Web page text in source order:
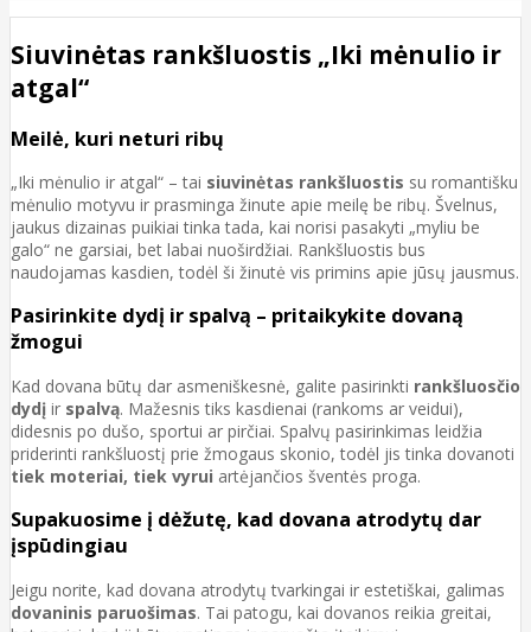
Siuvinėtas rankšluostis „Iki mėnulio ir
atgal“
Meilė, kuri neturi ribų
„Iki mėnulio ir atgal“ – tai siuvinėtas rankšluostis su romantišku
mėnulio motyvu ir prasminga žinute apie meilę be ribų. Švelnus,
jaukus dizainas puikiai tinka tada, kai norisi pasakyti „myliu be
galo“ ne garsiai, bet labai nuoširdžiai. Rankšluostis bus
naudojamas kasdien, todėl ši žinutė vis primins apie jūsų jausmus.
Pasirinkite dydį ir spalvą – pritaikykite dovaną
žmogui
Kad dovana būtų dar asmeniškesnė, galite pasirinkti rankšluosčio
dydį ir spalvą. Mažesnis tiks kasdienai (rankoms ar veidui),
didesnis po dušo, sportui ar pirčiai. Spalvų pasirinkimas leidžia
priderinti rankšluostį prie žmogaus skonio, todėl jis tinka dovanoti
tiek moteriai, tiek vyrui artėjančios šventės proga.
Supakuosime į dėžutę, kad dovana atrodytų dar
įspūdingiau
Jeigu norite, kad dovana atrodytų tvarkingai ir estetiškai, galimas
dovaninis paruošimas. Tai patogu, kai dovanos reikia greitai,